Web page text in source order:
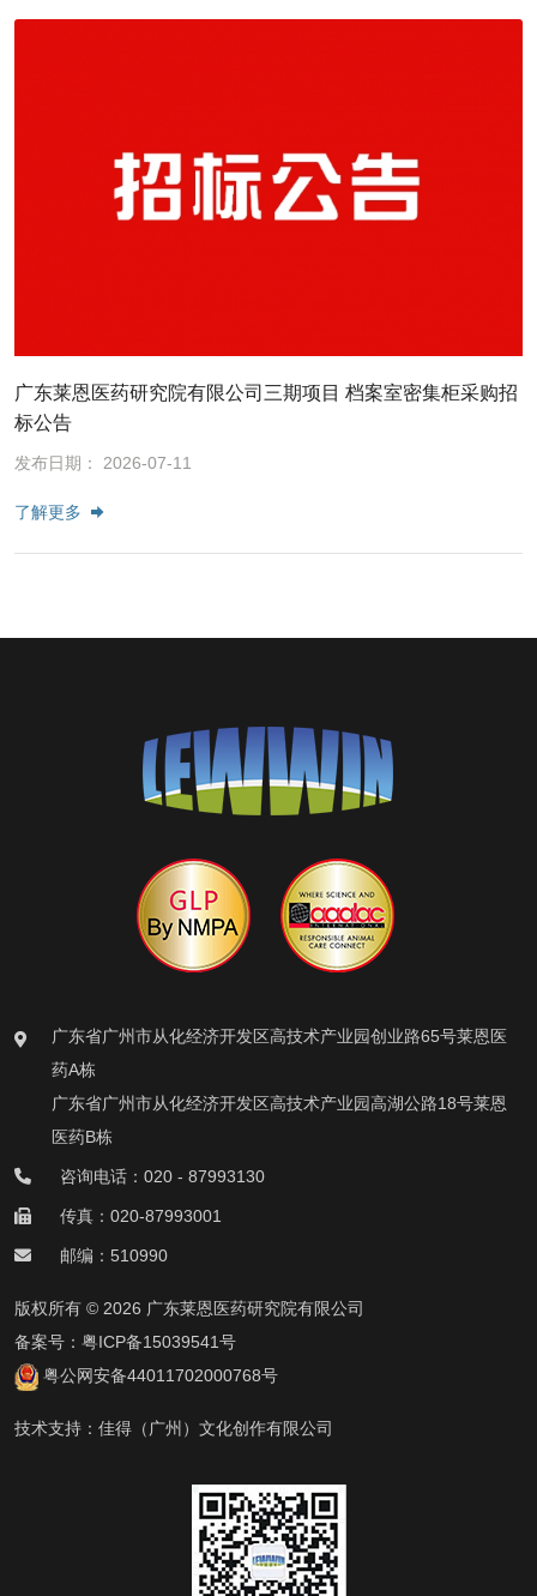
广东莱恩医药研究院有限公司三期项目 档案室密集柜采购招
标公告
发布日期： 2026-07-11
了解更多
广东省广州市从化经济开发区高技术产业园创业路65号莱恩医
药A栋
广东省广州市从化经济开发区高技术产业园高湖公路18号莱恩
医药B栋
咨询电话：020 - 87993130
传真：020-87993001
邮编：510990
版权所有 © 2026 广东莱恩医药研究院有限公司
备案号： 粤ICP备15039541号
粤公网安备44011702000768号
技术支持： 佳得（广州）文化创作有限公司